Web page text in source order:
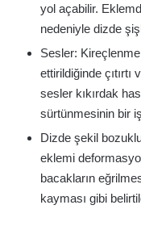
yol açabilir.
nedeniyle dizde
Sesler:
ettirildiğinde
sesler kıkırdak
sürtünmesinin bir
Dizde şekil
eklemi
bacakların
kayması gibi